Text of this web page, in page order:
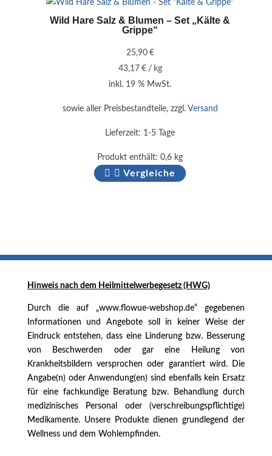
Wild Hare Salz & Blumen – Set „Kälte &
Grippe“
25,90 €
43,17 €/ kg
inkl. 19 % MwSt.
sowie aller Preisbestandteile, zzgl. Versand
Lieferzeit: 1-5 Tage
Produkt enthält: 0,6 kg
Vergleiche
Hinweis nach dem Heilmittelwerbegesetz (HWG)
Durch die auf „www.flowue-webshop.de“ gegebenen
Informationen und Angebote soll in keiner Weise der
Eindruck entstehen, dass eine Linderung bzw. Besserung
von Beschwerden oder gar eine Heilung von
Krankheitsbildern versprochen oder garantiert wird. Die
Angabe(n) oder Anwendung(en) sind ebenfalls kein Ersatz
für eine fachkundige Beratung bzw. Behandlung durch
medizinisches Personal oder (verschreibungspflichtige)
Medikamente. Unsere Produkte dienen grundlegend der
Wellness und dem Wohlempfinden.